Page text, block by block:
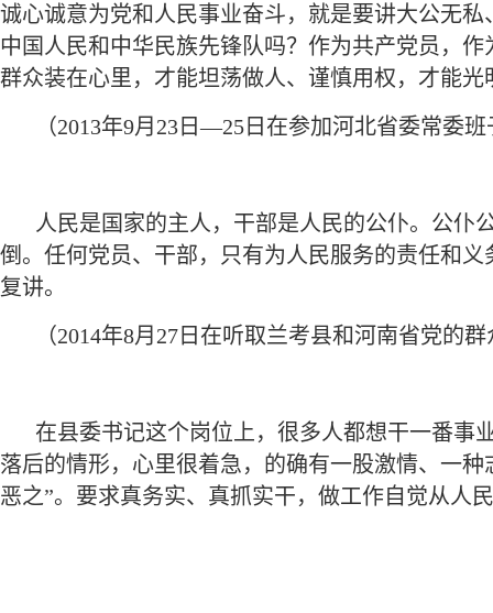
诚心诚意为党和人民事业奋斗，就是要讲大公无
中国人民和中华民族先锋队吗？作为共产党员，
群众装在心里，才能坦荡做人、谨慎用权，才能光
（2013年9月23日—25日在参加河北省委常委
人民是国家的主人，干部是人民的公仆。公仆
倒。任何党员、干部，只有为人民服务的责任和
复讲。
（2014年8月27日在听取兰考县和河南省党的
在县委书记这个岗位上，很多人都想干一番事
落后的情形，心里很着急，的确有一股激情、一
恶之”。要求真务实、真抓实干，做工作自觉从人